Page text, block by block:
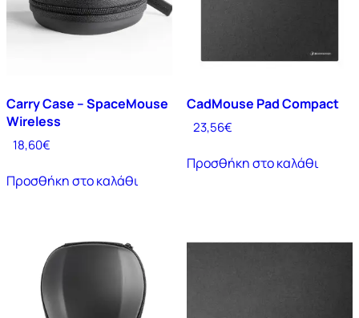
Carry Case – SpaceMouse
Wireless
18,60€
Προσθήκη στο καλάθι
CadMouse Pad Compact
23,56€
Προσθήκη στο καλάθι